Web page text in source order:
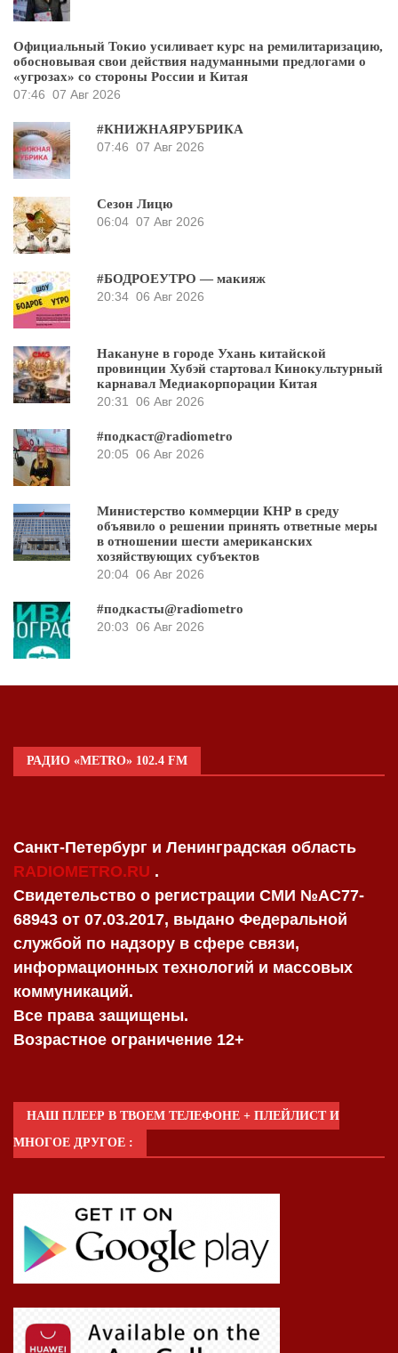
Официальный Токио усиливает курс на ремилитаризацию,
обосновывая свои действия надуманными предлогами о
«угрозах» со стороны России и Китая
07:46 07 Авг 2026
#КНИЖНАЯРУБРИКА
07:46 07 Авг 2026
Сезон Лицю
06:04 07 Авг 2026
#БОДРОЕУТРО — макияж
20:34 06 Авг 2026
Накануне в городе Ухань китайской
провинции Хубэй стартовал Кинокультурный
карнавал Медиакорпорации Китая
20:31
06 Авг 2026
#подкаст@radiometro
20:05 06 Авг 2026
Министерство коммерции КНР в среду
объявило о решении принять ответные меры
в отношении шести американских
хозяйствующих субъектов
20:04 06 Авг 2026
#подкасты@radiometro
20:03 06 Авг 2026
РАДИО «METRO» 102.4 FM
Санкт-Петербург и Ленинградская область
RADIOMETRO.RU .
Свидетельство о регистрации СМИ №AC77-
68943 от 07.03.2017, выдано Федеральной
службой по надзору в сфере связи,
информационных технологий и массовых
коммуникаций.
Все права защищены.
Возрастное ограничение 12+
НАШ ПЛЕЕР В ТВОЕМ ТЕЛЕФОНЕ + ПЛЕЙЛИСТ И
МНОГОЕ ДРУГОЕ :